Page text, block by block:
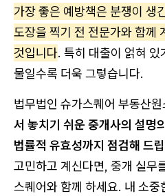
가장 좋은 예방책은 분쟁이 생
도장을 찍기 전 전문가와 함께
것입니다. 특히 대출이 얽혀
물일수록 더욱 그렇습니다.
법무법인 슈가스퀘어 부동산
서 놓치기 쉬운 중개사의 설명
법률적 유효성까지 점검해 드
고민하고 계신다면, 중개 실무
스퀘어와 함께 하세요. 내 소